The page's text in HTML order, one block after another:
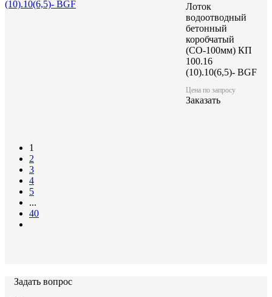
Лоток
водоотводный
бетонный
коробчатый
(СО-100мм) КП
100.16
(10).10(6,5)- BGF
Цена по запросу
Заказать
1
2
3
4
5
...
40
Задать вопрос